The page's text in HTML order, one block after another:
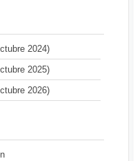
2024)
2025)
2026)